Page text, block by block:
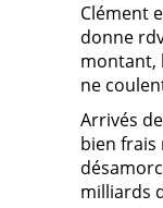
Clément
donne
montant,
ne
Arrivés
bien frais
milliards